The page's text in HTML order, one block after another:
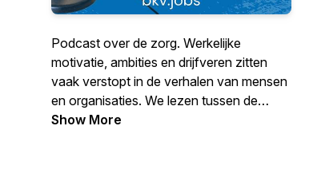
Podcast over de zorg. Werkelijke
motivatie, ambities en drijfveren zitten
vaak verstopt in de verhalen van mensen
en organisaties. We lezen tussen de
regels door, maken onderscheid in hoofd-
Show More